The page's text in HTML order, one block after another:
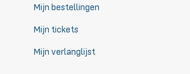
Mijn bestellingen
Mijn tickets
Mijn verlanglijst